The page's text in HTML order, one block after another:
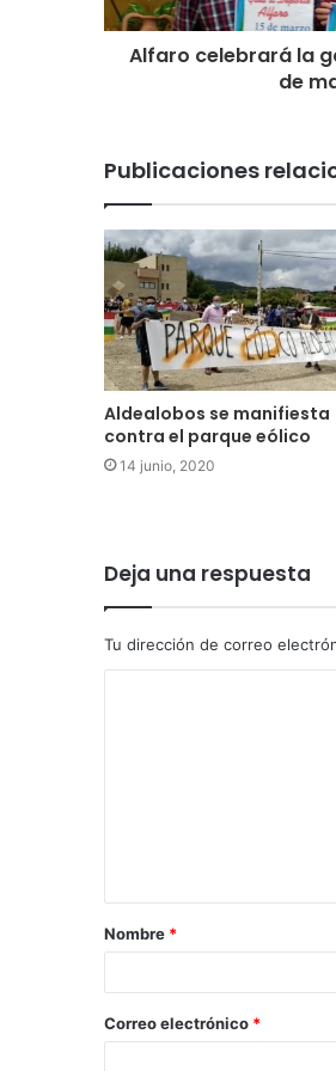
Alfaro celebrará la
de
Publicaciones
Aldealobos se manifiesta
contra el parque eólico
14 junio, 2020
Deja una respuesta
Tu dirección de correo
Nombre *
Correo electrónico *